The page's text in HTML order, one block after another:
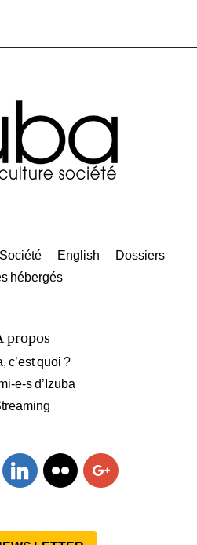
Société English
Dossiers
hébergés
propos
c’est quoi ?
e-s d’Izuba